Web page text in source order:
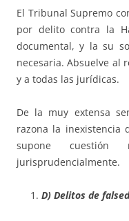
El Tribunal Supremo
por delito contra la
documental, y la su
necesaria. Absuelve al
y a todas las jurídicas.
De la muy extensa
razona la inexistencia
supone
jurisprudencialmente.
D) Delitos de